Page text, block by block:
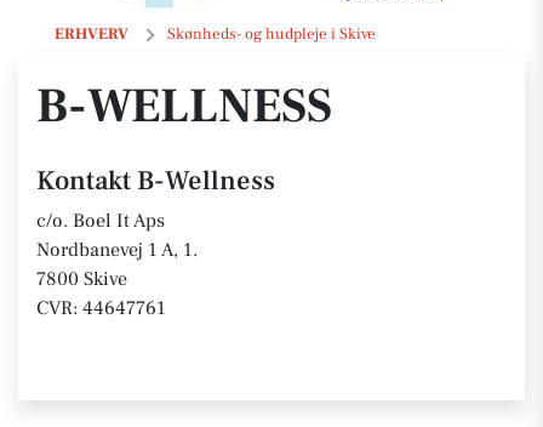
ERHVERV Skønheds- og hudpleje i Skive
B-Wellness
B-WELLNESS
Kontakt B-Wellness
c/o. Boel It Aps
Nordbanevej 1 A, 1.
7800 Skive
CVR: 44647761